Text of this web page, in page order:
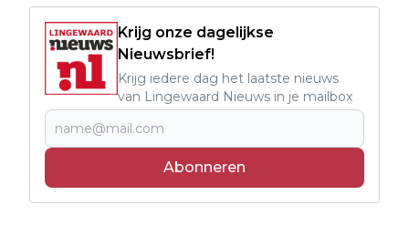
Krijg onze dagelijkse
Nieuwsbrief!
Krijg iedere dag het laatste nieuws
van Lingewaard Nieuws in je mailbox
Abonneren